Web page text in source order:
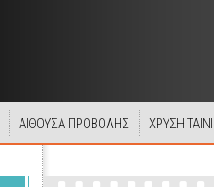
ΑΙΘΟΥΣΑ ΠΡΟΒΟΛΗΣ ΧΡΥΣΗ